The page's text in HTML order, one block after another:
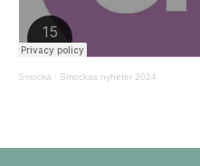
Smocka · Smockas nyheter 2024